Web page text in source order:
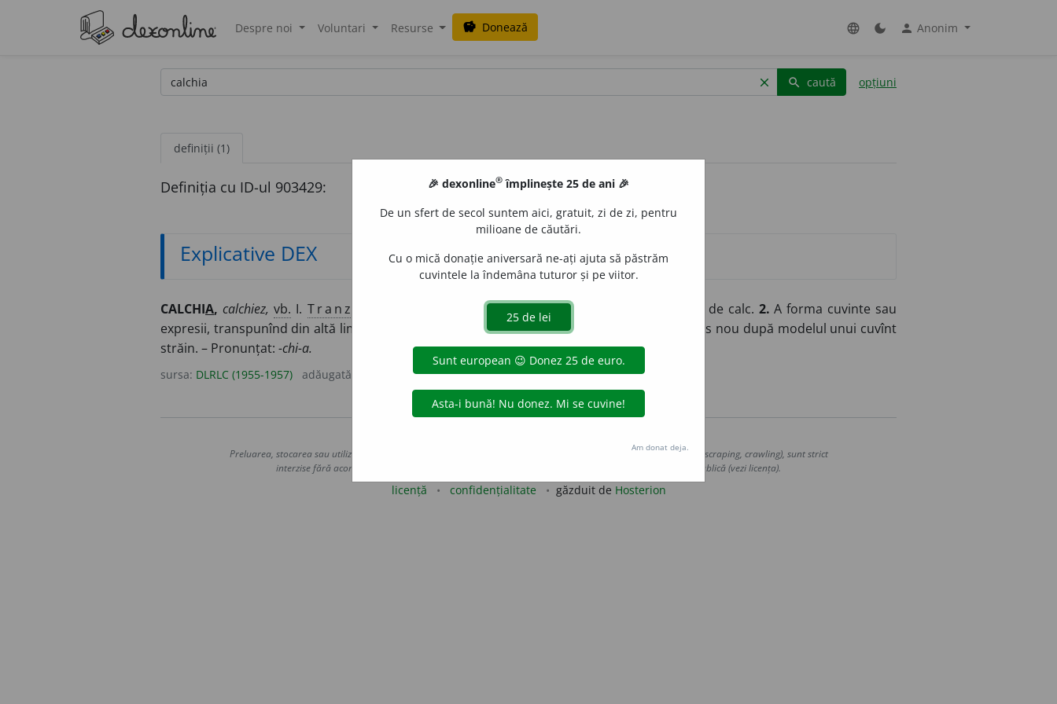
Despre noi Voluntari Resurse savings Donează language dark_mode person Anonim
clear search caută opțiuni
definiții (1)
Definiția cu ID-ul 903429:
Explicative DEX
CALCHIA, calchiez, vb. I. Tranz. A reproduce un desen sau o schiță cu ajutorul hîrtiei de calc. 2. A forma cuvinte sau
expresii, transpunînd din altă limbă elementele de formare; a îmbogăți un cuvînt cu un sens nou după modelul unui cuvînt
străin. – Pronunțat: -chi-a.
sursa: DLRLC (1955-1957) adăugată de acțiuni
Preluarea, stocarea sau utilizarea datelor de pe acest site, inclusiv prin orice metode de extragere automată (web scraping, crawling), sunt strict
interzise fără acordul nostru prealabil scris, cu excepția seturilor de date oferite oficial spre utilizare publică (vezi licența).
licență confidențialitate găzduit de Hosterion
🎉 dexonline® împlinește 25 de ani 🎉
De un sfert de secol suntem aici, gratuit, zi de zi, pentru
milioane de căutări.
Cu o mică donație aniversară ne-ați ajuta să păstrăm
cuvintele la îndemâna tuturor și pe viitor.
Am donat deja.